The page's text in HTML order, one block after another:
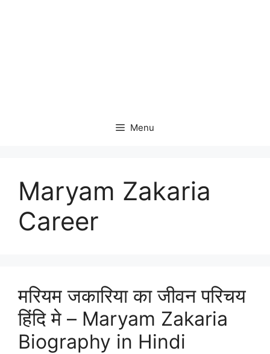
Menu
Maryam Zakaria
Career
मरियम जकारिया का जीवन परिचय
हिंदि मे – Maryam Zakaria
Biography in Hindi